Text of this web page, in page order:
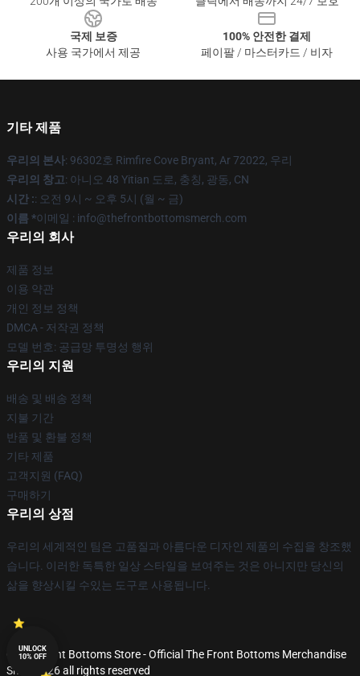
국제 보증
사용 국가에서 제공
100% 안전한 결제
페이팔 / 마스터카드 / 비자
기타 제품
우리의 본사: 96302호 Rimfire Cove Bryant, Ar 72022, 우리
우리의 창고: 아니오 48 Yitian 도로, 충칭, 광동, CN
시간 :: 오전 9시 ~ 오후 5시 (월 ~ 금)
이름 *이메일 : info@thefrontbottomsmerch.com
우리의 회사
제품 정보
이용 약관
개인 정보 정책
DMCA - 저작권 정책
모델 번호: 공급망 투명성 행위
우리의 지원
배송 및 배송 정책
지불 기간
반품 및 환불 정책
기타 제품
고객지원 (FAQ)
구매하기
우리의 상점
우리의 세계적인 팀은 고품질과 아름다운 디자인 제품의 수집을 창조했
습니다. 이러한 독특한 일상 스타일을 보여주는 것은 아니지만 당신의
삶을 향상시킬 수있는 도구로 사용됩니다.
© The Front Bottoms Store - Official The Front Bottoms Merchandise
Shop 2026 all rights reserved
UNLOCK
10% OFF